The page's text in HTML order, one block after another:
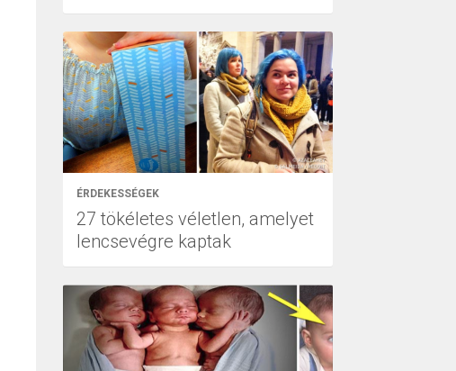
ÉRDEKESSÉGEK
27 tökéletes véletlen, amelyet
lencsevégre kaptak